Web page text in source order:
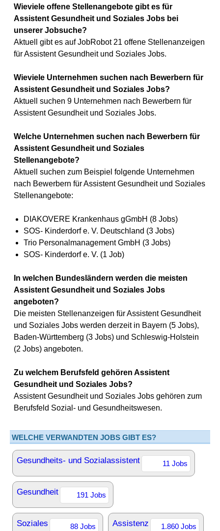
Wieviele offene Stellenangebote gibt es für
Assistent Gesundheit und Soziales Jobs bei
unserer Jobsuche?
Aktuell gibt es auf JobRobot 21 offene Stellenanzeigen
für Assistent Gesundheit und Soziales Jobs.
Wieviele Unternehmen suchen nach Bewerbern für
Assistent Gesundheit und Soziales Jobs?
Aktuell suchen 9 Unternehmen nach Bewerbern für
Assistent Gesundheit und Soziales Jobs.
Welche Unternehmen suchen nach Bewerbern für
Assistent Gesundheit und Soziales
Stellenangebote?
Aktuell suchen zum Beispiel folgende Unternehmen
nach Bewerbern für Assistent Gesundheit und Soziales
Stellenangebote:
DIAKOVERE Krankenhaus gGmbH (8 Jobs)
SOS- Kinderdorf e. V. Deutschland (3 Jobs)
Trio Personalmanagement GmbH (3 Jobs)
SOS- Kinderdorf e. V. (1 Job)
In welchen Bundesländern werden die meisten
Assistent Gesundheit und Soziales Jobs
angeboten?
Die meisten Stellenanzeigen für Assistent Gesundheit
und Soziales Jobs werden derzeit in Bayern (5 Jobs),
Baden-Württemberg (3 Jobs) und Schleswig-Holstein
(2 Jobs) angeboten.
Zu welchem Berufsfeld gehören Assistent
Gesundheit und Soziales Jobs?
Assistent Gesundheit und Soziales Jobs gehören zum
Berufsfeld Sozial- und Gesundheitswesen.
WELCHE VERWANDTEN JOBS GIBT ES?
Gesundheits- und Sozialassistent 11 Jobs
Gesundheit 191 Jobs
Soziales 88 Jobs Assistenz 1.860 Jobs